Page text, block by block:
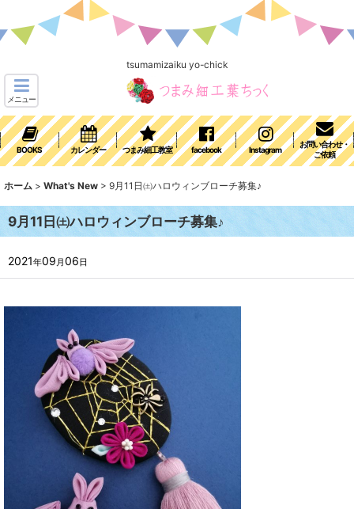
tsumamizaiku yo-chick
メニュー
BOOKS カレンダー つまみ細工教室 facebook Instagram
お問い合わせ・
ご依頼
ホーム > What's New > 9月11日㈯ハロウィンブローチ募集♪
9月11日㈯ハロウィンブローチ募集♪
2021年09 月06日